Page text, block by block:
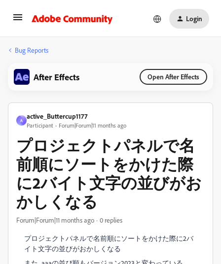
Login
Bug Reports
After Effects Open After Effects
A
active_Buttercup1177
Participant Forum|Forum|11 months ago
プロジェクトパネルで名
前順にソートをかけた際
に2バイト文字の並びがお
かしくなる
Forum|Forum|11 months ago 0 replies
プロジェクトパネルで名前順にソートをかけた際に2バ
イト文字の並びがおかしくなる